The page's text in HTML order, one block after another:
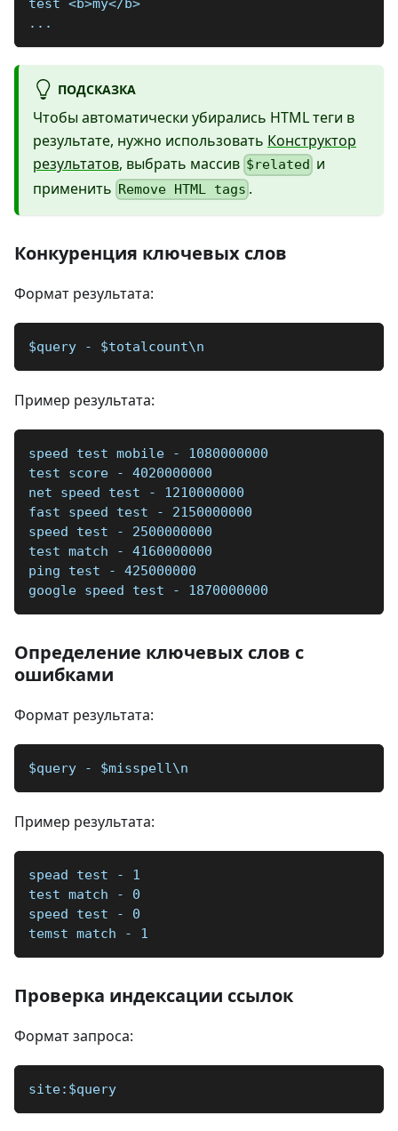
test <b>my</b>
...
ПОДСКАЗКА
Чтобы автоматически убирались HTML теги в
результате, нужно использовать Конструктор
результатов, выбрать массив $related и
применить Remove HTML tags .
Конкуренция ключевых слов
Формат результата:
$query - $totalcount\n
Пример результата:
speed test mobile - 1080000000
test score - 4020000000
net speed test - 1210000000
fast speed test - 2150000000
speed test - 2500000000
test match - 4160000000
ping test - 425000000
google speed test - 1870000000
Определение ключевых слов с
ошибками
Формат результата:
$query - $misspell\n
Пример результата:
spead test - 1
test match - 0
speed test - 0
temst match - 1
Проверка индексации ссылок
Формат запроса:
site:$query